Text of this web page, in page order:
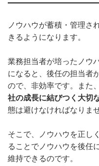
ノウハウが蓄積・管理さ
きるようになります。
業務担当者が培ったノウ
になると、後任の担当者
ので、非効率です。また、
社の成長に結びつく大切
態は避けなければなりませ
そこで、ノウハウを正し
ることでノウハウを後任
維持できるのです。